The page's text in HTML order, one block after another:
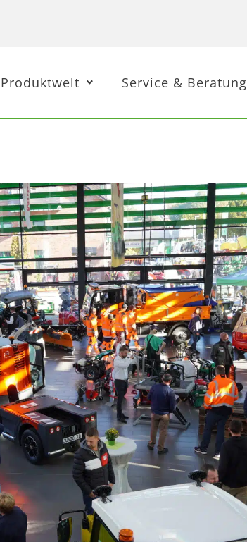
Produktwelt Service & Beratung